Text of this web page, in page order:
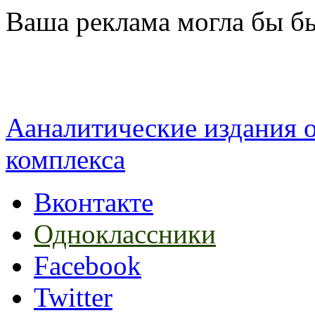
Перейти к основному содержанию
Ваша реклама могла бы
Ааналитические
комплекса
Вконтакте
Одноклассники
Facebook
Twitter